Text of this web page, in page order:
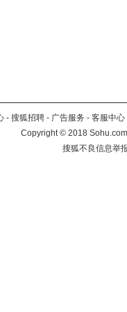
- 搜狐招聘 - 广告服务 - 客服中心
Copyright©2018
搜狐不良信息举